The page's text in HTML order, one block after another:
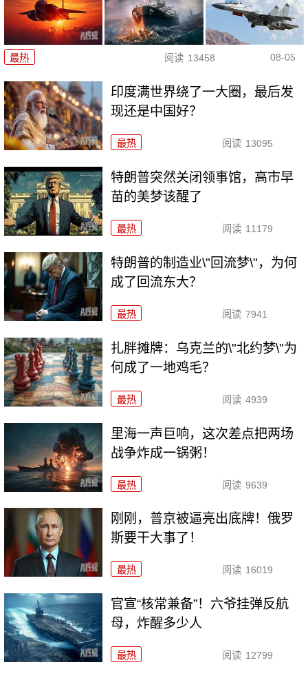
最热 阅读 13458 08-05
印度满世界绕了一大圈，最后发
现还是中国好？
最热 阅读 13095
特朗普突然关闭领事馆，高市早
苗的美梦该醒了
最热 阅读 11179
特朗普的制造业\"回流梦\"，为何
成了回流东大？
最热 阅读 7941
扎胖摊牌：乌克兰的\"北约梦\"为
何成了一地鸡毛？
最热 阅读 4939
里海一声巨响，这次差点把两场
战争炸成一锅粥！
最热 阅读 9639
刚刚，普京被逼亮出底牌！俄罗
斯要干大事了！
最热 阅读 16019
官宣“核常兼备”！六爷挂弹反航
母，炸醒多少人
最热 阅读 12799